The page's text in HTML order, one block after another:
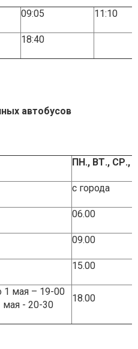
09:05 11:10
18:40
автобусов
ПН., ВТ., СР.,
с города
06.00
09.00
15.00
мая – 19-00
- 20-30
18.00